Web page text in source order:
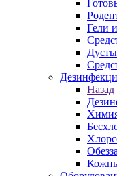
Гели
Дусты
Назад